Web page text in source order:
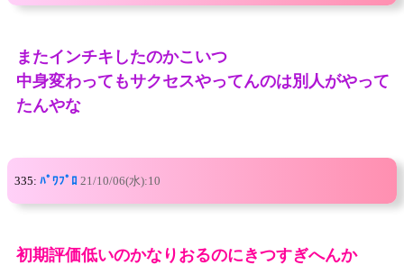
またインチキしたのかこいつ
中身変わってもサクセスやってんのは別人がやって
たんやな
335: ﾊﾟﾜﾌﾟﾛ 21/10/06(水):10
初期評価低いのかなりおるのにきつすぎへんか